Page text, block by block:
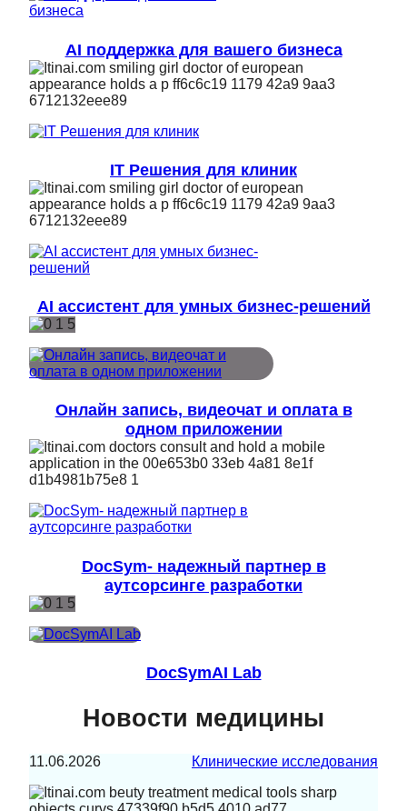
AI поддержка для вашего бизнеса
IT Решения для клиник
AI ассистент для умных бизнес-решений
Онлайн запись, видеочат и оплата в
одном приложении
DocSym- надежный партнер в
аутсорсинге разработки
DocSymAI Lab
Новости медицины
11.06.2026 Клинические исследования